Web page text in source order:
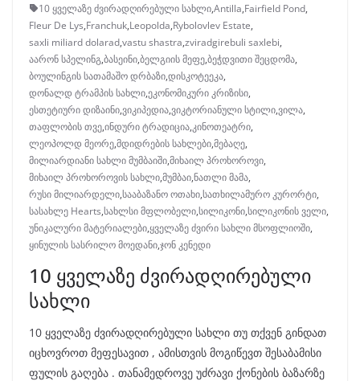
10 ყველაზე ძვირადღირებული სახლი,Antilla,Fairfield Pond,
Fleur De Lys,Franchuk,Leopolda,Rybolovlev Estate,
saxli miliard dolarad,vastu shastra,zviradgirebuli saxlebi,
აარონ სპელინგ,ბასეინი,ბელგიის მეფე,ბეჭდვითი შეცდომა,
ბოულინგის სათამაშო დრბაზი,დისკოტეეკა,
დონალდ ტრამპის სახლი,ეკონომიკური კრიზისი,
ესთეტიური დიზაინი,ვიკიპედია,ვიკტორიანული სტილი,ვილა,
თაფლობის თვე,ინდური ტრადიცია,კინოთეატრი,
ლეოპოლდ მეორე,მდიდრების სახლები,მებაღე,
მილიარდიანი სახლი მუმბაიში,მიხაილ პროხოროვი,
მიხაილ პროხოროვის სახლი,მუმბაი,ნათლი მამა,
რუსი მილიარდელი,სააბაზანო ოთახი,სათხილამურო კურორტი,
სასახლე Hearts,სახლსი მფლობელი,სილიკონი,სილიკონის ველი,
უნიკალური მატერიალები,ყველაზე ძვირი სახლი მსოფლიოში,
ყინულის სასრილო მოედანი,ჯონ კენედი
10 ყველაზე ძვირადღირებული
სახლი
10 ყველაზე ძვირადღირებული სახლი თუ თქვენ გინდათ
იცხოვროთ მეფესავით , ამისთვის მოგიწევთ შესაბამისი
ფულის გაღება . თანამედროვე უძრავი ქონების ბაზარზე